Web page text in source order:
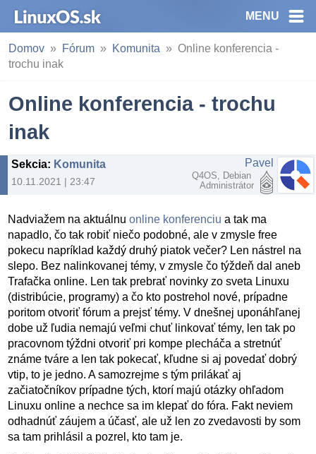
MENU
Domov Fórum Komunita
Online konferencia -
trochu inak
Online konferencia - trochu
inak
Sekcia: Komunita
10.11.2021 | 23:47
Pavel
Q4OS, Debian
Administrátor
Nadviažem na aktuálnuonline konferenciu a tak ma
napadlo, čo tak robiť niečo podobné, ale v zmysle free
pokecu napríklad každý druhý piatok večer? Len nástrel na
slepo. Bez nalinkovanej témy, v zmysle čo týždeň dal aneb
Trafačka online. Len tak prebrať novinky zo sveta Linuxu
(distribúcie, programy) a čo kto postrehol nové, prípadne
poritom otvoriť fórum a prejsť témy. V dnešnej uponáhľanej
dobe už ľudia nemajú veľmi chuť linkovať témy, len tak po
pracovnom týždni otvoriť pri kompe plecháča a stretnúť
známe tváre a len tak pokecať, kľudne si aj povedať dobrý
vtip, to je jedno. A samozrejme s tým prilákať aj
začiatočníkov prípadne tých, ktorí majú otázky ohľadom
Linuxu online a nechce sa im klepať do fóra. Fakt neviem
odhadnúť záujem a účasť, ale už len zo zvedavosti by som
sa tam prihlásil a pozrel, kto tam je.